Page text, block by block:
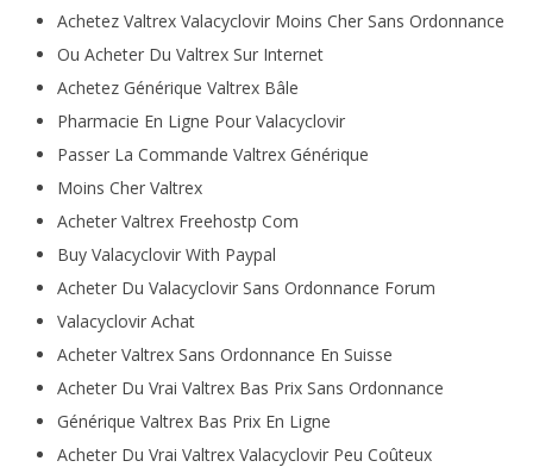
Achetez Valtrex Valacyclovir Moins Cher Sans Ordonnance
Ou Acheter Du Valtrex Sur Internet
Achetez Générique Valtrex Bâle
Pharmacie En Ligne Pour Valacyclovir
Passer La Commande Valtrex Générique
Moins Cher Valtrex
Acheter Valtrex Freehostp Com
Buy Valacyclovir With Paypal
Acheter Du Valacyclovir Sans Ordonnance Forum
Valacyclovir Achat
Acheter Valtrex Sans Ordonnance En Suisse
Acheter Du Vrai Valtrex Bas Prix Sans Ordonnance
Générique Valtrex Bas Prix En Ligne
Acheter Du Vrai Valtrex Valacyclovir Peu Coûteux